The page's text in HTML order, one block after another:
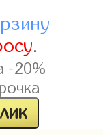
.
-20%